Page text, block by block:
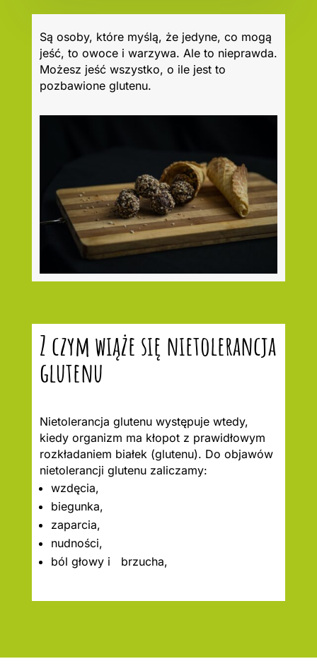
Są osoby, które myślą, że jedyne, co mogą
jeść, to owoce i warzywa. Ale to nieprawda.
Możesz jeść wszystko, o ile jest to
pozbawione glutenu.
Z czym wiąże się nietolerancja
glutenu
Nietolerancja glutenu występuje wtedy,
kiedy organizm ma kłopot z prawidłowym
rozkładaniem białek (glutenu). Do objawów
nietolerancji glutenu zaliczamy:
wzdęcia,
biegunka,
zaparcia,
nudności,
ból głowy i brzucha,